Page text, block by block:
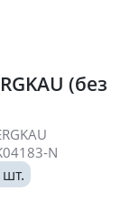
(без
N
шт.